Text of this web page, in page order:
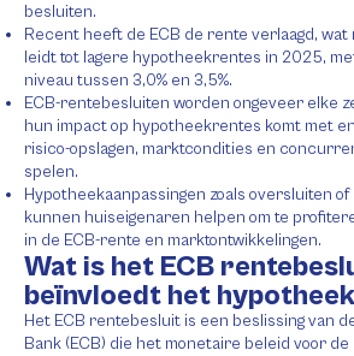
besluiten.
Recent heeft de ECB de rente verlaagd,
leidt tot lagere hypotheekrentes in 2025,
niveau tussen 3,0% en 3,5%.
ECB-rentebesluiten worden ongeveer elke
hun impact op hypotheekrentes komt met
risico-opslagen, marktcondities en
spelen.
Hypotheekaanpassingen zoals oversluiten
kunnen huiseigenaren helpen om te
in de ECB-rente en marktontwikkelingen.
Wat is het ECB
beïnvloedt het
Het ECB rentebesluit is een beslissing van
Bank (ECB) die het monetaire beleid voor